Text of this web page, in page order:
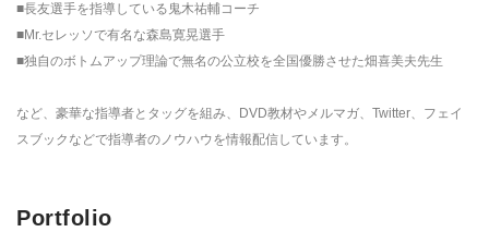
■長友選手を指導している鬼木祐輔コーチ
■Mr.セレッソで有名な森島寛晃選手
■独自のボトムアップ理論で無名の公立校を全国優勝させた畑喜美夫先生
など、豪華な指導者とタッグを組み、DVD教材やメルマガ、Twitter、フェイ
スブックなどで指導者のノウハウを情報配信しています。
Portfolio